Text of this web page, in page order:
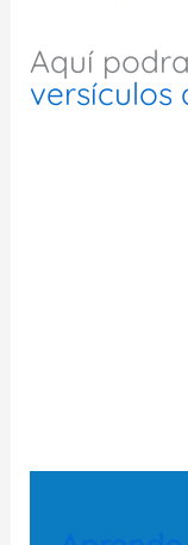
Aquí
versículos